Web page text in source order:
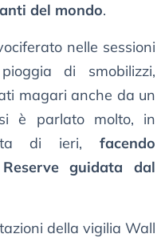
del mondo.
nelle sessioni
di smobilizzi,
magari anche da un
è parlato molto, in
di ieri, facendo
guidata dal
della vigilia Wall